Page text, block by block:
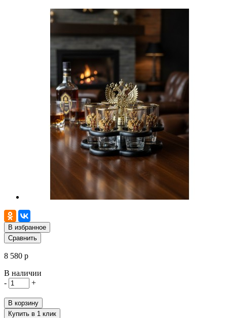
В избранное
Сравнить
8 580 р
В наличии
-
+
В корзину
Купить в 1 клик